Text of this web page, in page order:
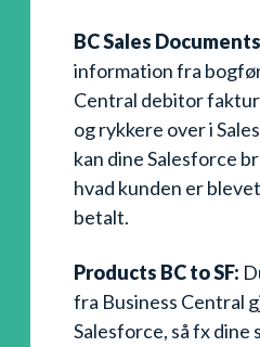
BC Sales
information fra
Central debitor
og rykkere over i
kan dine Salesforce
hvad kunden er
betalt.
Products BC to SF:
fra Business Central
Salesforce, så fx dine